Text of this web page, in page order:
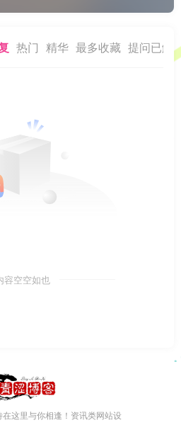
热门 精华 最多收藏 提问已解
容空空如也
这里与你相逢！资讯类网站设